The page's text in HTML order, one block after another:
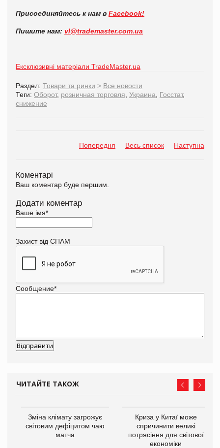
Присоединяйтесь к нам в Facebook!
Пишите нам: vl@trademaster.com.ua
Ексклюзивні матеріали TradeMaster.ua
Раздел: Товари та ринки > Все новости
Теги: Оборот, розничная торговля Украина Госстат,
снижение
Попередня Весь список Наступна
Коментарі
Ваш коментар буде першим.
Додати коментар
Ваше імя*
Захист від СПАМ
Сообщение*
ЧИТАЙТЕ ТАКОЖ
Зміна клімату загрожує
світовим дефіцитом чаю
матча
Криза у Китаї може
спричинити великі
потрясіння для світової
економіки